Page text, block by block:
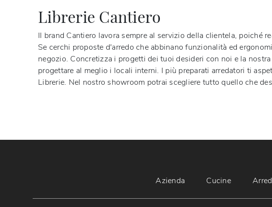
Librerie Cantiero
Il brand Cantiero lavora sempre al servizio della clientela, poiché
Se cerchi proposte d'arredo che abbinano funzionalità ed
negozio. Concretizza i progetti dei tuoi desideri con noi e la
progettare al meglio i locali interni. I più preparati arredatori ti
Librerie. Nel nostro showroom potrai scegliere tutto quello che
Azienda Cucine